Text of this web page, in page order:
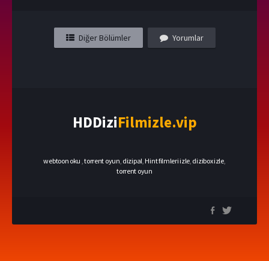
Diğer Bölümler Yorumlar
HDDiziFilmizle.vip
webtoon oku ,torrent oyun dizipal Hint filmleri izle dizibox izle,
torrent oyun